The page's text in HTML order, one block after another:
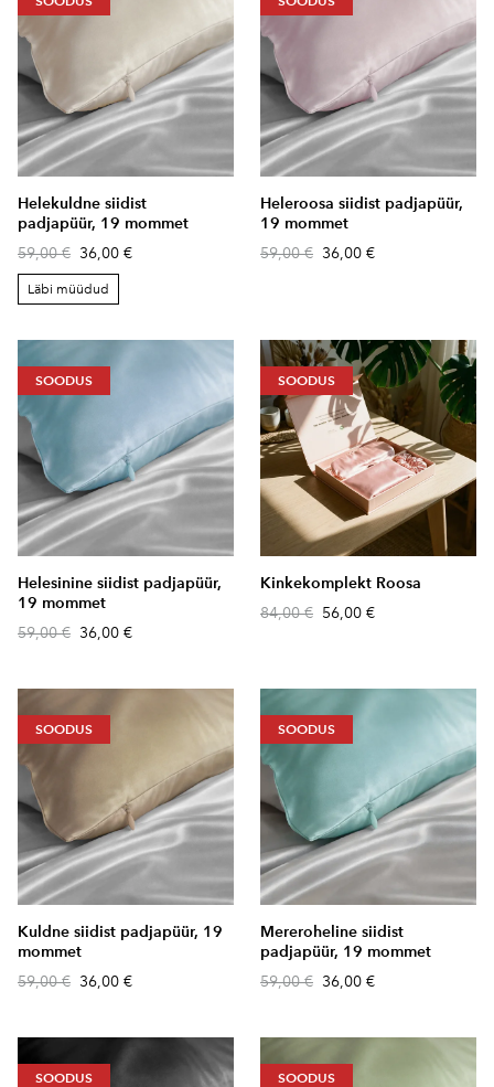
Helekuldne siidist
padjapüür, 19 mommet
59,00 € 36,00 €
Läbi müüdud
Heleroosa siidist padjapüür,
19 mommet
59,00 € 36,00 €
SOODUS
Helesinine siidist padjapüür,
19 mommet
59,00 € 36,00 €
SOODUS
Kinkekomplekt Roosa
84,00 € 56,00 €
SOODUS
Kuldne siidist padjapüür, 19
mommet
59,00 € 36,00 €
SOODUS
Mereroheline siidist
padjapüür, 19 mommet
59,00 € 36,00 €
SOODUS SOODUS